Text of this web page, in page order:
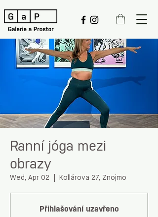
Ranní jóga mezi
obrazy
Wed, Apr 02 Kollárova 27, Znojmo
Přihlašování uzavřeno